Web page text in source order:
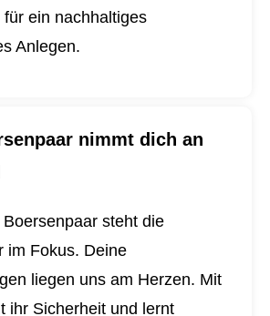
für ein nachhaltiges
Anlegen.
nimmt dich an
steht die
im Fokus. Deine
liegen uns am Herzen. Mit
ihr Sicherheit und lernt